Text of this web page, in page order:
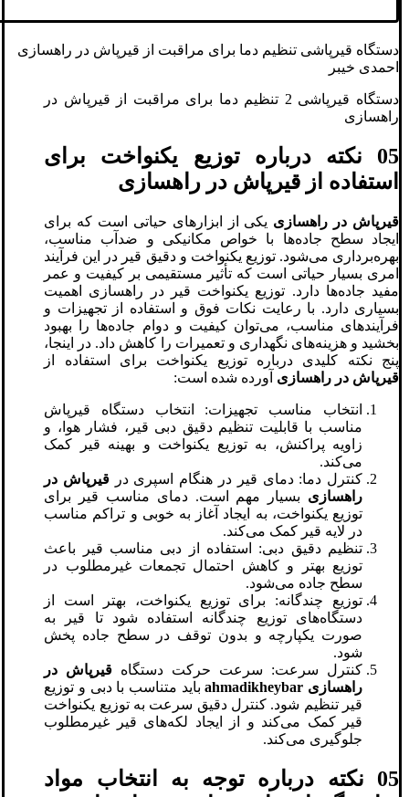
دستگاه قیرپاشی تنظیم دما برای مراقبت از قیرپاش در راهسازی
احمدی خیبر
دستگاه قیرپاشی 2 تنظیم دما برای مراقبت از قیرپاش در
راهسازی
05 نکته درباره توزیع یکنواخت برای
استفاده از قیرپاش در راهسازی
قیرپاش در راهسازی یکی از ابزارهای حیاتی است که برای
ایجاد سطح جاده‌ها با خواص مکانیکی و ضدآب مناسب،
بهره‌برداری می‌شود. توزیع یکنواخت و دقیق قیر در این فرآیند
امری بسیار حیاتی است که تأثیر مستقیمی بر کیفیت و عمر
مفید جاده‌ها دارد. توزیع یکنواخت قیر در راهسازی اهمیت
بسیاری دارد. با رعایت نکات فوق و استفاده از تجهیزات و
فرآیندهای مناسب، می‌توان کیفیت و دوام جاده‌ها را بهبود
بخشید و هزینه‌های نگهداری و تعمیرات را کاهش داد. در اینجا،
پنج نکته کلیدی درباره توزیع یکنواخت برای استفاده از
قیرپاش در راهسازی آورده شده است:
انتخاب مناسب تجهیزات: انتخاب دستگاه قیرپاش
مناسب با قابلیت تنظیم دقیق دبی قیر، فشار هوا، و
زاویه پراکنش، به توزیع یکنواخت و بهینه قیر کمک
می‌کند.
کنترل دما: دمای قیر در هنگام اسپری درقیرپاش در
راهسازی بسیار مهم است. دمای مناسب قیر برای
توزیع یکنواخت، به ایجاد آغاز به خوبی و تراکم مناسب
در لایه قیر کمک می‌کند.
تنظیم دقیق دبی: استفاده از دبی مناسب قیر باعث
توزیع بهتر و کاهش احتمال تجمعات غیرمطلوب در
سطح جاده می‌شود.
توزیع چندگانه: برای توزیع یکنواخت، بهتر است از
دستگاه‌های توزیع چندگانه استفاده شود تا قیر به
صورت یکپارچه و بدون توقف در سطح جاده پخش
شود.
کنترل سرعت: سرعت حرکت دستگاه قیرپاش در
راهسازی ahmadikheybarباید متناسب با دبی و توزیع
قیر تنظیم شود. کنترل دقیق سرعت به توزیع یکنواخت
قیر کمک می‌کند و از ایجاد لکه‌های قیر غیرمطلوب
جلوگیری می‌کند.
05 نکته درباره توجه به انتخاب مواد